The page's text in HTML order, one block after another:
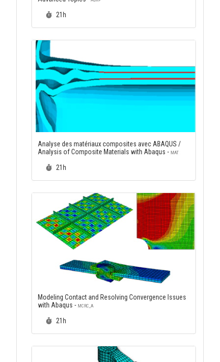
Durée :
21h
Analyse des matériaux composites avec ABAQUS /
Analysis of Composite Materials with Abaqus - MAT
Durée :
21h
Modeling Contact and Resolving Convergence Issues
with Abaqus - MCRC_A
Durée :
21h